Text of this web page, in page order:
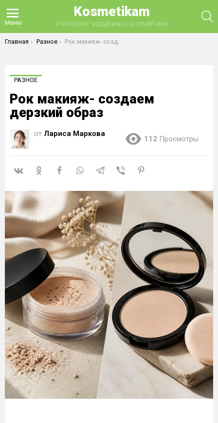
Меню
Kosmetikam
Интернет-издание о косметике
Вы здесь:
Главная Разное Рок макияж- создаем дерзкий образ
РАЗНОЕ
Рок макияж- создаем
дерзкий образ
от Лариса Маркова
112 Просмотры